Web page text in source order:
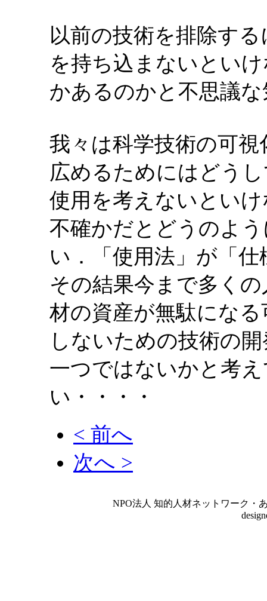
以前の技術を排除す
を持ち込まないとい
かあるのかと不思議
我々は科学技術の可
広めるためにはどう
使用を考えないとい
不確かだとどうのよ
い．「使用法」が「
その結果今まで多く
材の資産が無駄にな
しないための技術の
一つではないかと考
い・・・・
< 前へ
次へ >
NPO法人 知的人材ネットワーク・